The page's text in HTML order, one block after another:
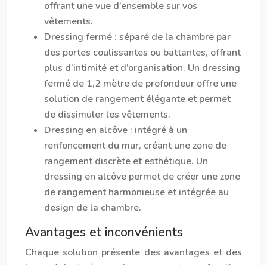
offrant une vue d’ensemble sur vos
vêtements.
Dressing fermé : séparé de la chambre par
des portes coulissantes ou battantes, offrant
plus d’intimité et d’organisation. Un dressing
fermé de 1,2 mètre de profondeur offre une
solution de rangement élégante et permet
de dissimuler les vêtements.
Dressing en alcôve : intégré à un
renfoncement du mur, créant une zone de
rangement discrète et esthétique. Un
dressing en alcôve permet de créer une zone
de rangement harmonieuse et intégrée au
design de la chambre.
Avantages et inconvénients
Chaque solution présente des avantages et des